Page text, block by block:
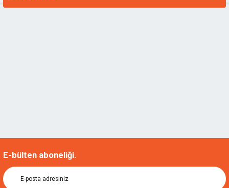
E-bülten aboneliği.